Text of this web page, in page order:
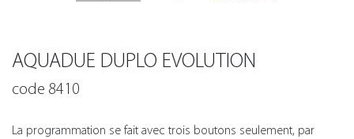
AQUADUE DUPLO EVOLUTION
code 8410
La programmation se fait avec trois boutons seulement, par